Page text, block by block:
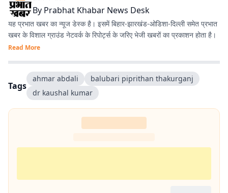
By Prabhat Khabar News Desk
यह प्रभात खबर का न्यूज डेस्क है। इसमें बिहार-झारखंड-ओडिशा-दिल्‍ली समेत प्रभात
खबर के विशाल ग्राउंड नेटवर्क के रिपोर्ट्स के जरिए भेजी खबरों का प्रकाशन होता है।
Read More
Tags
ahmar abdali
balubari piprithan thakurganj
dr kaushal kumar